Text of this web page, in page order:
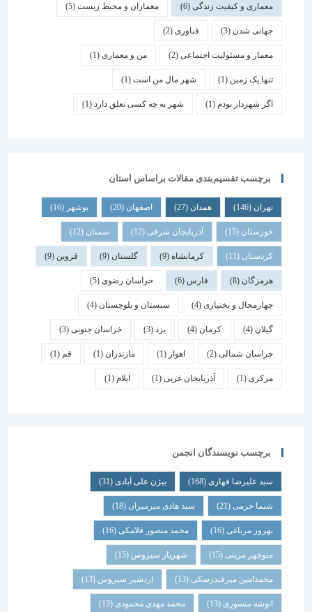
معماری و کیفیت زندگی(6) معماران و محیط زیست(5)
جهانی شدن(3) فناوری (2)
معمار و مسئولیت اجتماعی (2) من و معماری (1)
تنها یک زمین(1) شهر مال من است(1)
اگر شهردار بودم (1) شهر به چه کسی تعلق دارد(1)
برچسب تقسیم‌بندی مقالات براساس استان
همدان اصفهان (20) بوشهر
خوزستان(15) آذربایجان شرقی(12) سمنان (12)
کردستان(11) کرمانشاه(9) گلستان (9) قزوین
هرمزگان(8) فارس خراسان رضوی(5)
چهارمحال و بختیاری (4) سیستان و بلوچستان(4)
کرمان یزد خراسان جنوبی(3)
خراسان شمالی(2) اهواز مازندران(1) قم
(1) آذربایجان غربی(1) ایلام
برچسب نویسندگان انجمن
سید علیرضا قهاری(168) بیژن علی آبادی(31)
شیما خرمی(21) سید هادی میرمیران(18)
بهروز مرباغی (16) محمد منصور فلامکی (16)
منوچهر مزینی(15) شهریار سیروس(15)
محمدامین میرفندرسکی(13) اردشیر سیروس(13)
انوشه منصوری(13) محمد مهدی محمودی(13)